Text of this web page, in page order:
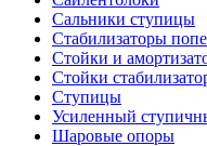
Сальники ступицы
Стабилизаторы
Стойки и
Стойки
Ступицы
Усиленный
Шаровые опоры